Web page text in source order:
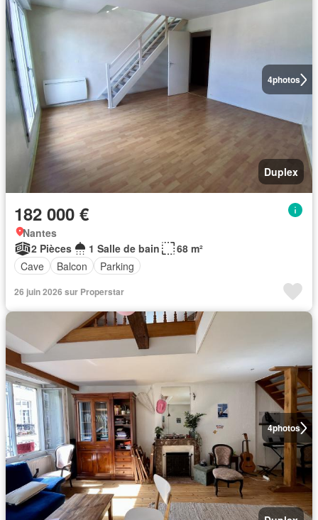
4photos
Duplex
182 000 €
Nantes
2 Pièces
1 Salle de bain
68 m²
Cave
Balcon Parking
26 juin 2026 sur Properstar
4photos